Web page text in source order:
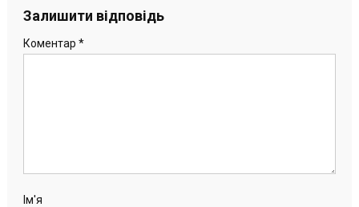
записів
Залишити відповідь
Коментар *
Ім'я